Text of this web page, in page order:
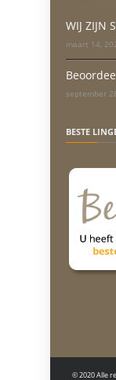
WIJ ZIJN
maart 14,
september
BESTE
© 2020 Alle